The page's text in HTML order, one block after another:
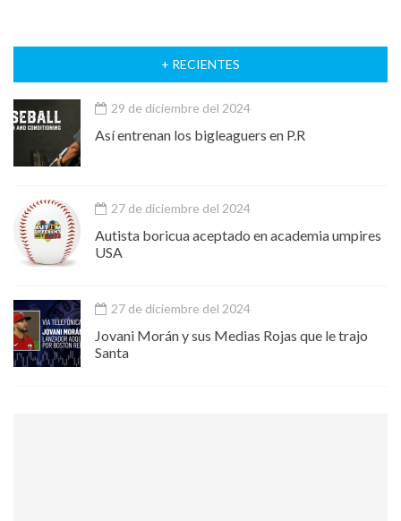
+ RECIENTES
29 de diciembre del 2024
Así entrenan los bigleaguers en P.R
27 de diciembre del 2024
Autista boricua aceptado en academia umpires
USA
27 de diciembre del 2024
Jovani Morán y sus Medias Rojas que le trajo
Santa